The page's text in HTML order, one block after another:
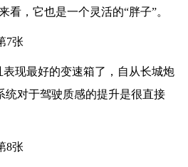
，它也是一个灵活的“胖子”。
现最好的变速箱了，自从长城炮
统对于驾驶质感的提升是很直接